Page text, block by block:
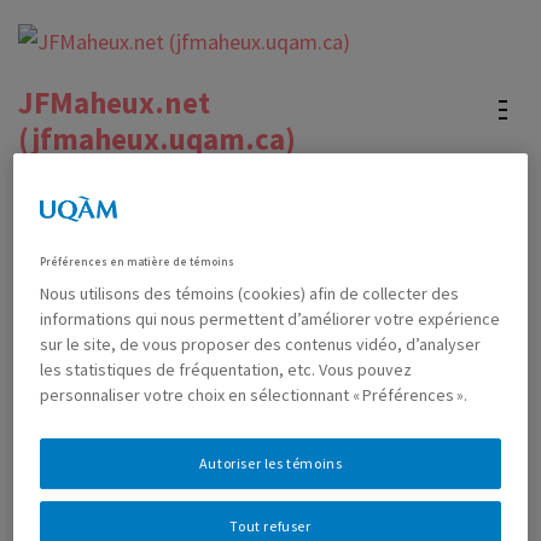
contenu
(Pressez
Entrée)
JFMaheux.net
(jfmaheux.uqam.ca)
website
Penser l’enseignant comme un
artiste
NOVEMBRE 18TH, 2021 MAHEUX, JEAN-FRANÇOIS
Préférences en matière de témoins
Nous utilisons des témoins (cookies) afin de collecter des
informations qui nous permettent d’améliorer votre expérience
sur le site, de vous proposer des contenus vidéo, d’analyser
les statistiques de fréquentation, etc. Vous pouvez
personnaliser votre choix en sélectionnant « Préférences ».
Tout refuser
Autoriser les témoins